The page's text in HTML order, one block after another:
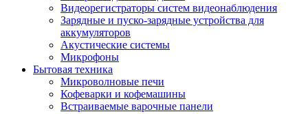
Видеорегистраторы систем видеонаблюдения
Зарядные и пуско-зарядные устройства для
аккумуляторов
Акустические системы
Микрофоны
Бытовая техника
Микроволновые печи
Кофеварки и кофемашины
Встраиваемые варочные панели